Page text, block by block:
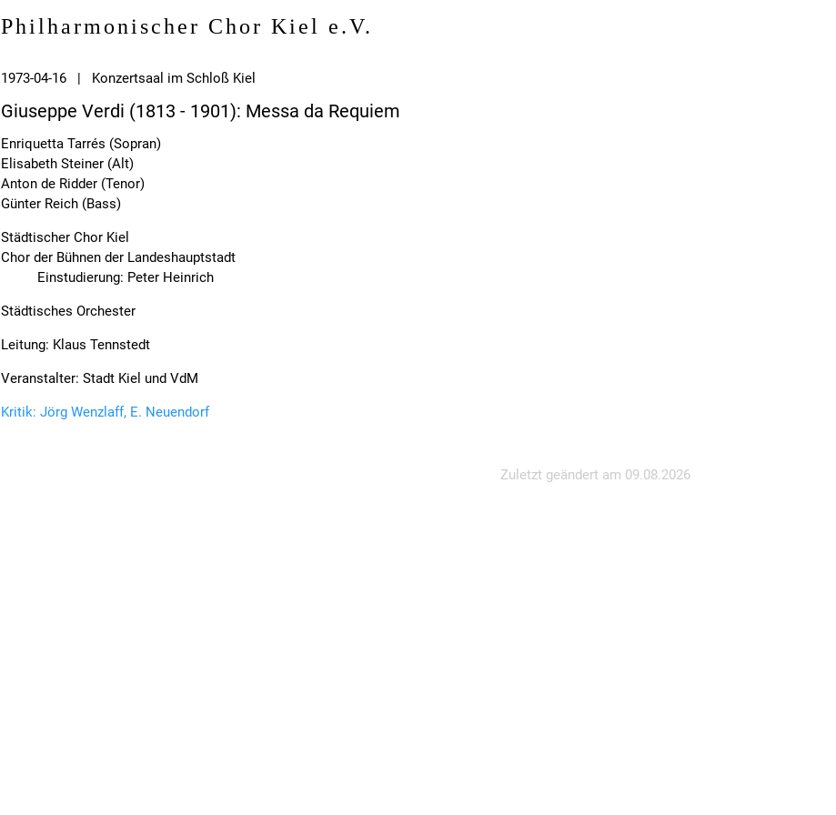
Philharmonischer Chor Kiel e.V.
1973-04-16 | Konzertsaal im Schloß Kiel
Giuseppe Verdi (1813 - 1901): Messa da Requiem
Enriquetta Tarrés (Sopran)
Elisabeth Steiner (Alt)
Anton de Ridder (Tenor)
Günter Reich (Bass)
Städtischer Chor Kiel
Chor der Bühnen der Landeshauptstadt
Einstudierung: Peter Heinrich
Städtisches Orchester
Leitung: Klaus Tennstedt
Veranstalter: Stadt Kiel und VdM
Kritik: Jörg Wenzlaff, E. Neuendorf
Zuletzt geändert am 09.08.2026